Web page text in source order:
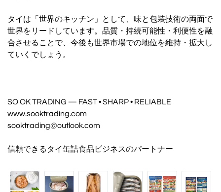
タイは「世界のキッチン」として、味と包装技術の両面で
世界をリードしています。品質・持続可能性・利便性を融
合させることで、今後も世界市場での地位を維持・拡大し
ていくでしょう。
SO OK TRADING — FAST • SHARP • RELIABLE
www.sooktrading.com
sooktrading@outlook.com
信頼できるタイ缶詰食品ビジネスのパートナー